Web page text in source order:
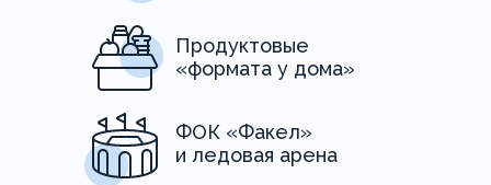
ФОК «Факел»
и ледовая арена
Продуктовые
«формата у дома»